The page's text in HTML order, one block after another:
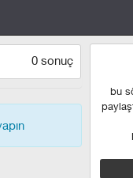
0 sonuç
bu